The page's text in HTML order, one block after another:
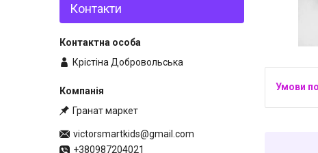
Контакти
Крістіна Добровольська
Гранат маркет
victorsmartkids@gmail.com
+380987204021